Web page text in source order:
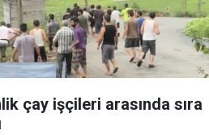
çay işçileri arasında sıra